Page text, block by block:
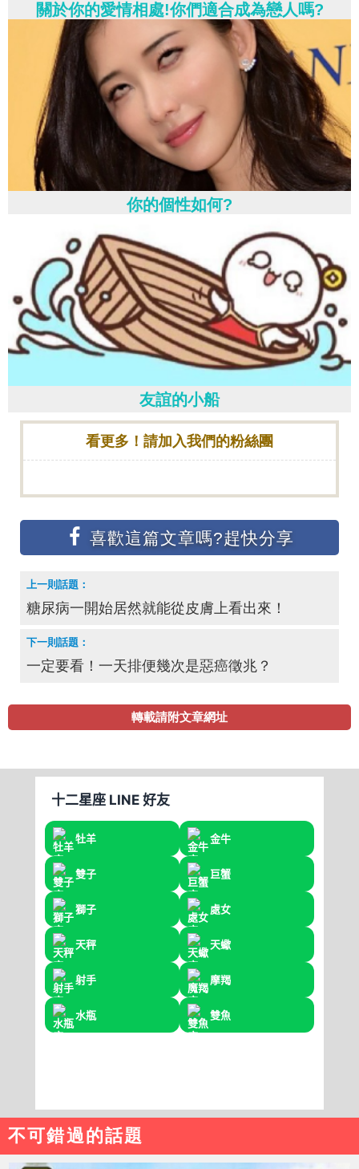
關於你的愛情相處!你們適合成為戀人嗎?
你的個性如何?
友誼的小船
看更多！請加入我們的粉絲團
糖尿病一開始居然就能從皮膚上看出來！
一定要看！一天排便幾次是惡癌徵兆？
轉載請附文章網址
不可錯過的話題